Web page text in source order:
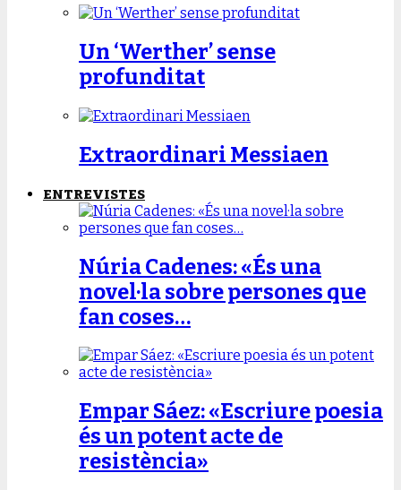
Un ‘Werther’ sense
profunditat
Extraordinari Messiaen
ENTREVISTES
Núria Cadenes: «És una
novel·la sobre persones que
fan coses…
Empar Sáez: «Escriure poesia
és un potent acte de
resistència»